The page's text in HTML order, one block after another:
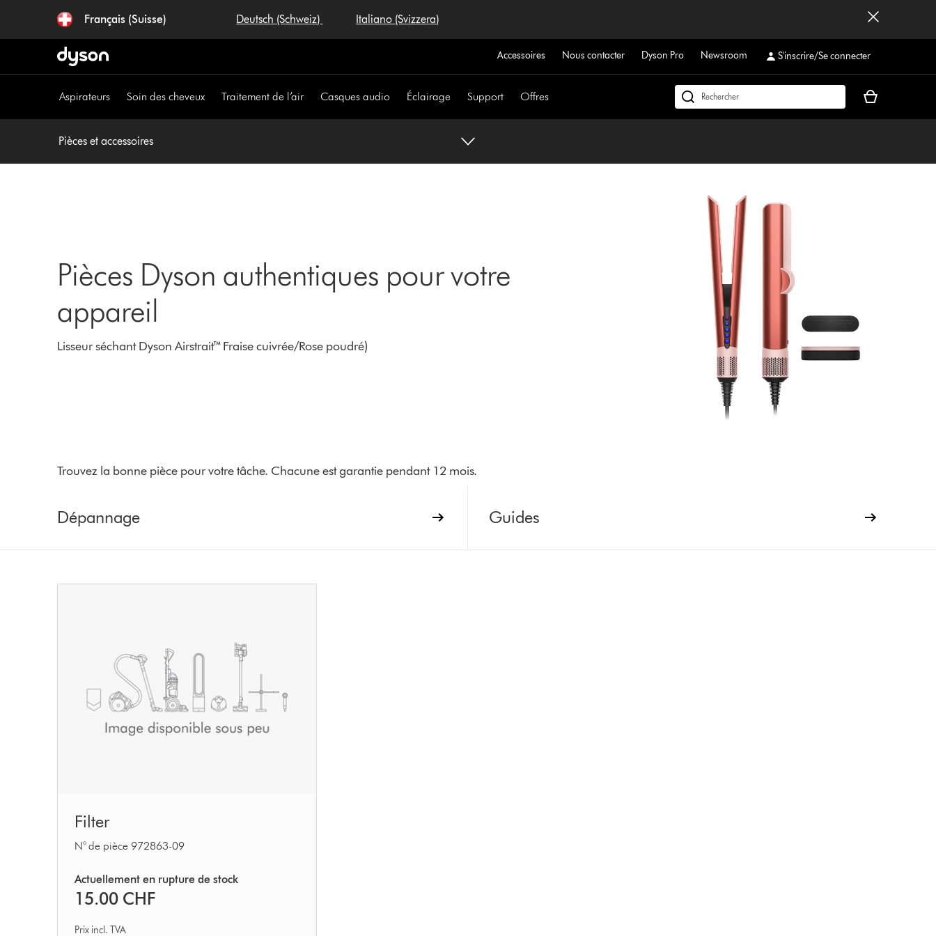
pages
Français (Suisse) Deutsch (Schweiz) Italiano (Svizzera)
Accessoires Nous contacter Dyson Pro Newsroom S'inscrire/Se connecter
Aspirateurs Soin des cheveux Traitement de l’air Casques audio Éclairage Support Offres
Rechercher
Votre
Pièces et accessoires
Pièces Dyson authentiques pour votre
appareil
Lisseur séchant Dyson Airstrait™ Fraise cuivrée/Rose poudré)
Trouvez la bonne pièce pour votre tâche. Chacune est garantie pendant 12 mois.
Dépannage Guides
Filter
N° de pièce 972863-09
Actuellement en rupture de stock
15.00 CHF
Prix incl. TVA